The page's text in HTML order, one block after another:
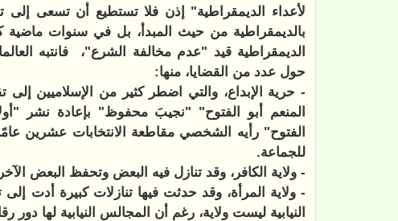
لأعداء الديمقراطية" إذن فلا تستطيع أن تسعى إلى
بالديمقراطية من حيث المبدأ، بل في سنوات ماضية
الديمقراطية قيد "عدم مخالفة الشرع"،
فانتبه
حول عدد من القضايا، منها:
- حرية الإبداع، والتي اضطر كثير من الإسلاميين
المنعم أبو الفتوح" "نجيبَ محفوظ" بإعادة نشر
الفتوح" رأيه الشخصي مقاطعة الانتخابات عشرين عامًا
للجماعة.
- ولاية الكافر، وقد تنازل فيه البعض وتحفظ البعض
- ولاية المرأة، وقد حدثت فيها تنازلات كبيرة أدت
النيابية ليست ولاية، رغم أن المجالس النيابية لها